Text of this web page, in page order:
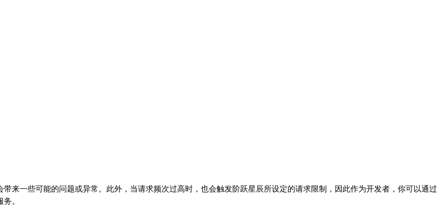
来一些可能的问题或异常。此外，当请求频次过高时，也会触发阶跃星辰所设定的请求限制，因此作为开发者，你可以通过
。